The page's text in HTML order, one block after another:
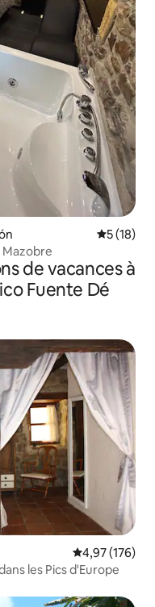
5 (18)
Mazobre
de vacances à
Fuente Dé
appréciés
Évaluation
4,97 (176)
les Pics d'Europe